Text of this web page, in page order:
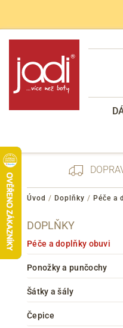
Úvod / Doplňky / Péče a
DOPLŇKY
Péče a doplňky obuvi
Ponožky a punčochy
Šátky a šály
Čepice